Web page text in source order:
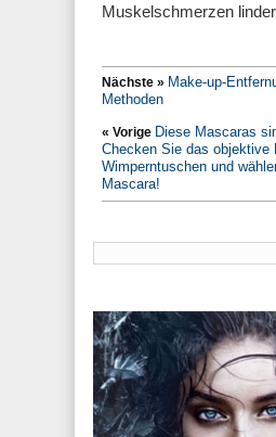
Muskelschmerzen
Nächste » Make-up-
Methoden
« Vorige Diese Mascaras
Checken Sie das objektive
Wimperntuschen und
Mascara!